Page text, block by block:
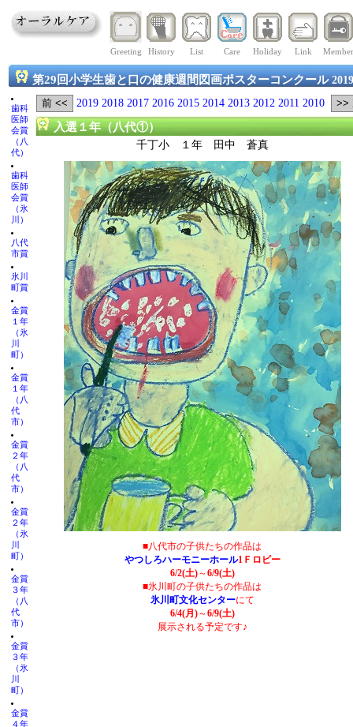
Greeting History List Care Holiday Link Member
第29回小学生歯と口の健康週間図画ポスターコンクール
歯科
医師
会賞
（八
代）
歯科
医師
会賞
（氷
川）
八代
市賞
氷川
町賞
金賞
１年
（氷
川
町）
金賞
１年
（八
代
市）
金賞
２年
（八
代
市）
金賞
２年
（氷
川
町）
金賞
３年
（八
代
市）
金賞
３年
（氷
川
町）
金賞
４年
2019 2018 2017 2016 2015 2014 2013 2012 2011 2010
入選１年（八代①）
千丁小 １年 田中 蒼真
■八代市の子供たちの作品は
やつしろハーモニーホール1Ｆロビー
6/2(土)～6/9(土)
■氷川町の子供たちの作品は
氷川町文化センターにて
6/4(月)～6/9(土)
展示される予定です♪